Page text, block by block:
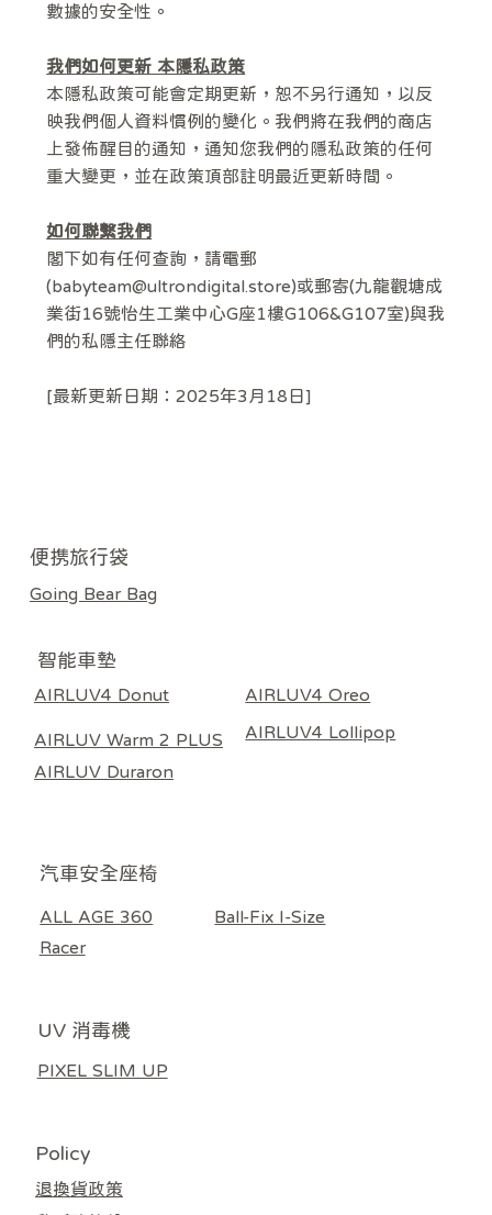
數據的安全性。
我們如何更新 本隱私政策
本隱私政策可能會定期更新，恕不另行通知，以反
映我們個人資料慣例的變化。我們將在我們的商店
上發佈醒目的通知，通知您我們的隱私政策的任何
重大變更，並在政策頂部註明最近更新時間。
如何聯繫我們
閣下如有任何查詢，請電郵
(babyteam@ultrondigital.store)或郵寄(九龍觀塘成
業街16號怡生工業中心G座1樓G106&G107室)與我
們的私隱主任聯絡
[最新更新日期：2025年3月18日]
UV 消毒機
PIXEL SLIM UP
智能車墊
AIRLUV4 Donut AIRLUV4 Oreo
AIRLUV Warm 2 PLUS AIRLUV4 Lollipop
AIRLUV Duraron
​汽車安全座椅
ALL AGE 360
Ball-Fix I-Size
Racer
​便携旅行袋
Going Bear Bag
Policy
退換貨政策